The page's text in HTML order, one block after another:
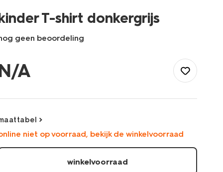
T-shirt donkergrijs
geen beoordeling
shirts-
blouses/kinder-
A
niet op voorraad, bekijk de winkelvoorraad
winkelvoorraad